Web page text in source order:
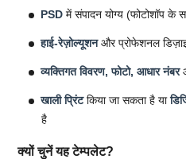
PSD में संपादन योग्य (फोटोशॉप के
हाई-रेज़ोल्यूशनऔर प्रोफेशनल
व्यक्तिगत विवरण, फोटो, आधार नंबर
खाली प्रिंटकिया जा सकता है या
है
क्यों चुनें यह टेम्पलेट?